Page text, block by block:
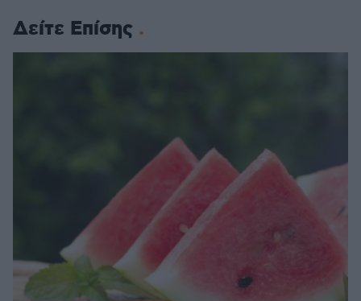
Δείτε Επίσης